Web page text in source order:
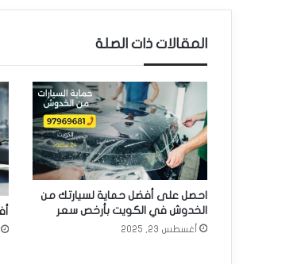
المقالات ذات الصلة
احصل على أفضل حماية لسيارتك من
الخدوش في الكويت بأرخص سعر
أغسطس 23, 2025